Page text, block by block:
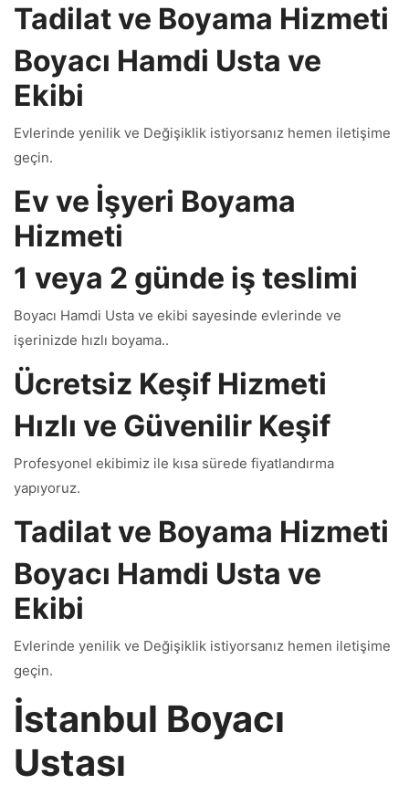
Tadilat ve Boyama Hizmeti
Boyacı Hamdi Usta ve
Ekibi
Evlerinde yenilik ve Değişiklik istiyorsanız hemen iletişime
geçin.
Ev ve İşyeri Boyama
Hizmeti
1 veya 2 günde iş teslimi
Boyacı Hamdi Usta ve ekibi sayesinde evlerinde ve
işerinizde hızlı boyama..
Ücretsiz Keşif Hizmeti
Hızlı ve Güvenilir Keşif
Profesyonel ekibimiz ile kısa sürede fiyatlandırma
yapıyoruz.
Tadilat ve Boyama Hizmeti
Boyacı Hamdi Usta ve
Ekibi
Evlerinde yenilik ve Değişiklik istiyorsanız hemen iletişime
geçin.
İstanbul Boyacı
Ustası